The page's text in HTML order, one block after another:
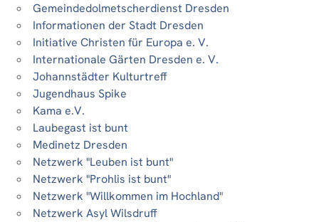
Gemeindedolmetscherdienst Dresden
Informationen der Stadt Dresden
Initiative Christen für Europa e. V.
Internationale Gärten Dresden e. V.
Johannstädter Kulturtreff
Jugendhaus Spike
Kama e.V.
Laubegast ist bunt
Medinetz Dresden
Netzwerk "Leuben ist bunt"
Netzwerk "Prohlis ist bunt"
Netzwerk "Willkommen im Hochland"
Netzwerk Asyl Wilsdruff